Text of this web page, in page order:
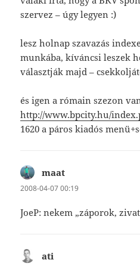
szervez – úgy legyen :)
lesz holnap szavazás
munkába, kíváncsi leszek
választják majd –
és igen a rómain szezon
http://www.bpcity.hu/
1620 a páros kiadós
maat
2008-04-07 00:19
JoeP: nekem „záporok,
ati